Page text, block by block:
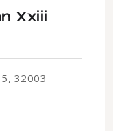
Xxiii
32003